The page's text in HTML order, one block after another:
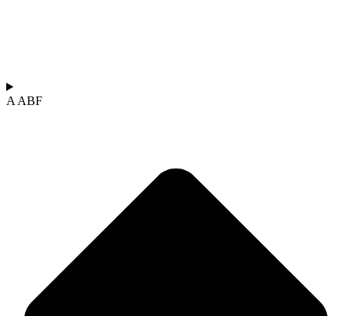
A ABF